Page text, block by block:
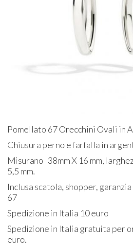
Pomellato 67 Orecchini Ovali in
Chiusura perno e farfalla in
Misurano 38mm X 16 mm,
5,5 mm.
Inclusa scatola, shopper,
67
Spedizione in Italia 10 euro
Spedizione in Italia gratuita per
euro.